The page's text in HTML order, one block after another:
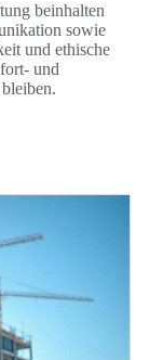
beinhalten
sowie
und ethische
und